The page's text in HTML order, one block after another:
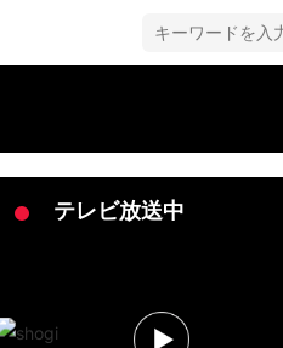
固まってしまうのはおもしろくない」
テレビ放送中